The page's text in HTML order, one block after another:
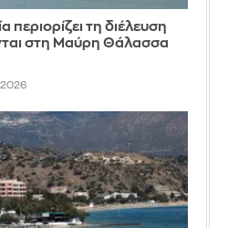
τη διέλευση
στη Μαύρη Θάλασσα